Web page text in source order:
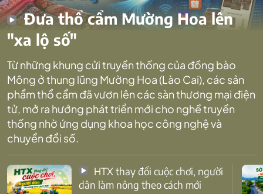
Đưa thổ cẩm Mường Hoa lên
"xa lộ số"
Từ những khung cửi truyền thống của đồng bào
Mông ở thung lũng Mường Hoa (Lào Cai), các sản
phẩm thổ cẩm đã vươn lên các sàn thương mại điện
tử, mở ra hướng phát triển mới cho nghề truyền
thống nhờ ứng dụng khoa học công nghệ và
chuyển đổi số.
dân làm nông theo cách mới